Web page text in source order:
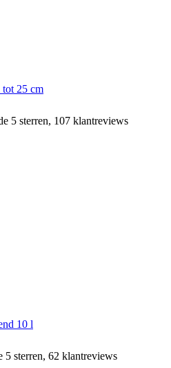
25 cm
5 sterren, 107 klantreviews
10 l
5 sterren, 62 klantreviews